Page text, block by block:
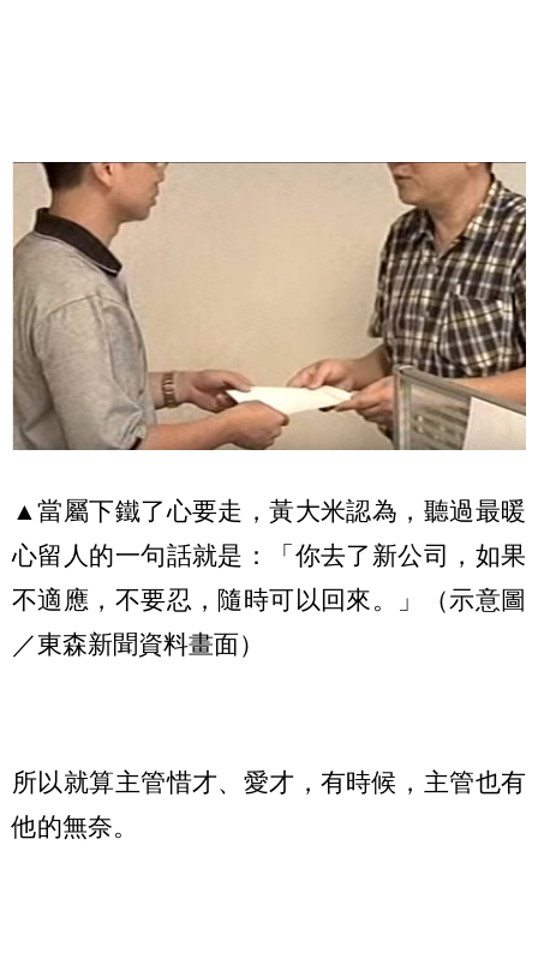
▲當屬下鐵了心要走，黃大米認為，聽過最暖
心留人的一句話就是：「你去了新公司，如果
不適應，不要忍，隨時可以回來。」
（示意圖
／東森新聞資料畫面）
所以就算主管惜才、愛才，有時候，主管也有
他的無奈。